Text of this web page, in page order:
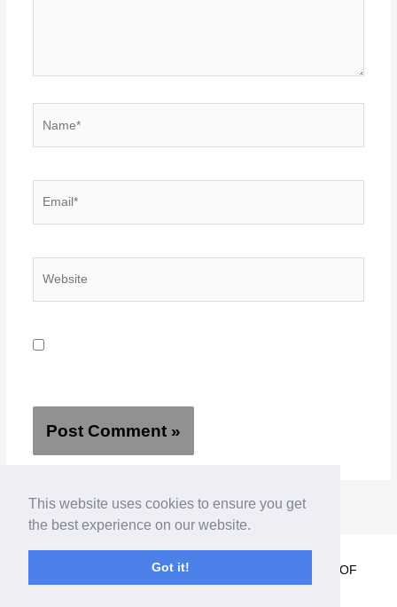
This website uses cookies to ensure you get
the best experience on our website.
Got it!
© 2022 PERIGROUP -PERIONLINEEXPERTS PART OF